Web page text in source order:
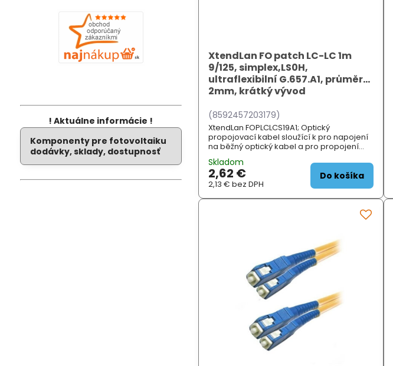
XtendLan FO patch LC-LC 1m
9/125, simplex,LS0H,
ultraflexibilní G.657.A1, průměr
2mm, krátký vývod
(8592457203179)
XtendLan FOPLCLCS19A1; Optický
propojovací kabel sloužící k pro napojení
na běžný optický kabel a pro propojení
jednotlivých optický modulů. Použitý
ultraflexibilní optický kabel dovoluje velmi
malý poloměr ohybu...
Skladom
2,62 €
2,13 €bez DPH
Do košíka
! Aktuálne informácie !
Komponenty pre fotovoltaiku
dodávky, sklady, dostupnosť